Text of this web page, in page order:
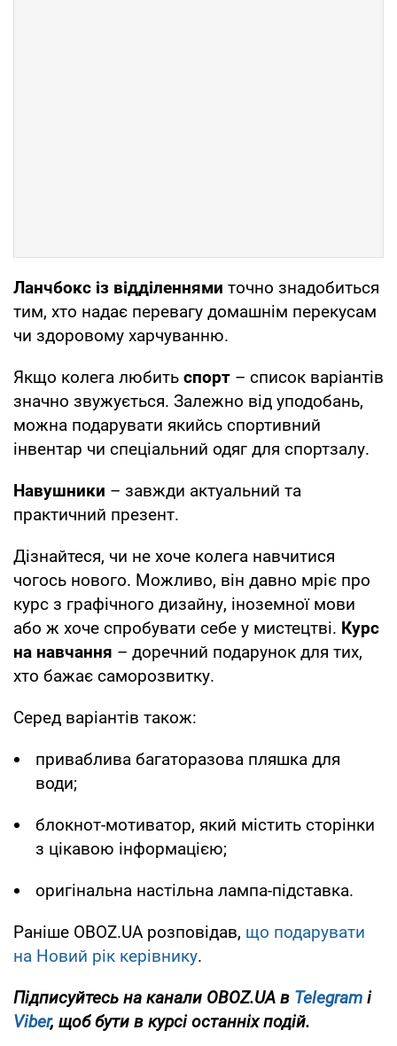
Ланчбокс із відділеннями точно знадобиться
тим, хто надає перевагу домашнім перекусам
чи здоровому харчуванню.
Якщо колега любить спорт – список варіантів
значно звужується. Залежно від уподобань,
можна подарувати якийсь спортивний
інвентар чи спеціальний одяг для спортзалу.
Навушники – завжди актуальний та
практичний презент.
Дізнайтеся, чи не хоче колега навчитися
чогось нового. Можливо, він давно мріє про
курс з графічного дизайну, іноземної мови
або ж хоче спробувати себе у мистецтві. Курс
на навчання – доречний подарунок для тих,
хто бажає саморозвитку.
Серед варіантів також:
приваблива багаторазова пляшка для
води;
блокнот-мотиватор, який містить сторінки
з цікавою інформацією;
оригінальна настільна лампа-підставка.
Раніше OBOZ.UA розповідав, що подарувати
на Новий рік керівнику.
Підписуйтесь на канали OBOZ.UA в Telegram і
Viber, щоб бути в курсі останніх подій.